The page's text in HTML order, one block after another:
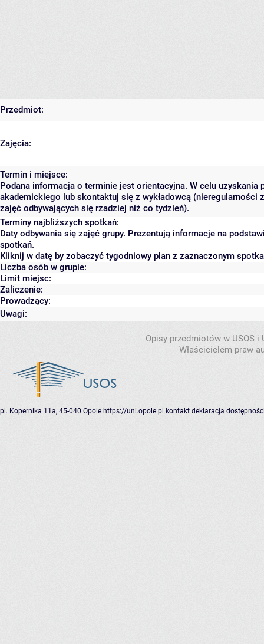
Przedmiot:
Zajęcia:
Termin i miejsce:
Podana informacja o terminie jest orientacyjna. W celu
akademickiego lub skontaktuj się z wykładowcą (nieregularności
zajęć odbywających się rzadziej niż co tydzień).
Terminy najbliższych spotkań:
Daty odbywania się zajęć grupy. Prezentują informacje na
spotkań.
Kliknij w datę by zobaczyć tygodniowy plan z zaznaczonym
Liczba osób w grupie:
Limit miejsc:
Zaliczenie:
Prowadzący:
Uwagi:
Opisy przedmiotów w USOS
Właścicielem praw
pl. Kopernika 11a, 45-040 Opole https://uni.opole.pl kontakt deklaracja